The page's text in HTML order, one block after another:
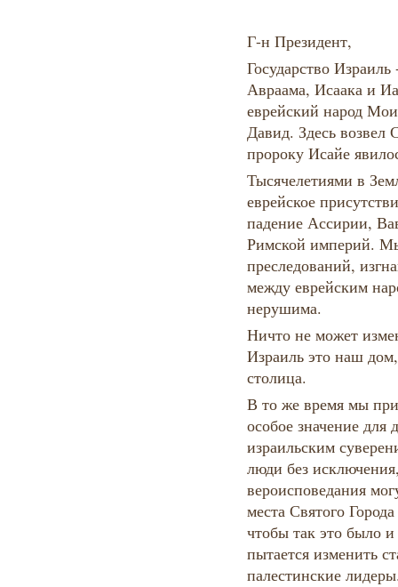
Г-н Президент,
Государство
Авраама, Исаака и
еврейский народ
Давид. Здесь
пророку Исайе
Тысячелетиями в
еврейское
падение Ассирии,
Римской империй.
преследований,
между еврейским
нерушима.
Ничто не может
Израиль это наш
столица.
В то же время мы
особое значение для
израильским
люди без
вероисповедания
места Святого
чтобы так это было
пытается изменить
палестинские